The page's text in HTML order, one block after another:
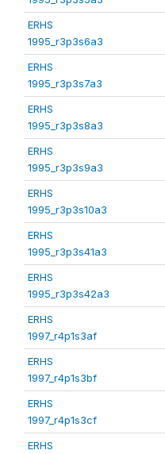
ERHS
1995_r3p3s6a3
ERHS
1995_r3p3s7a3
ERHS
1995_r3p3s8a3
ERHS
1995_r3p3s9a3
ERHS
1995_r3p3s10a3
ERHS
1995_r3p3s41a3
ERHS
1995_r3p3s42a3
ERHS
1997_r4p1s3af
ERHS
1997_r4p1s3bf
ERHS
1997_r4p1s3cf
ERHS